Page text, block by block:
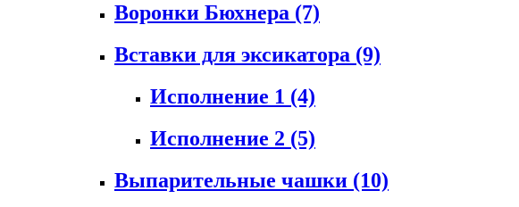
Воронки Бюхнера (7)
Вставки для эксикатора (9)
Исполнение 1 (4)
Исполнение 2 (5)
Выпарительные чашки (10)